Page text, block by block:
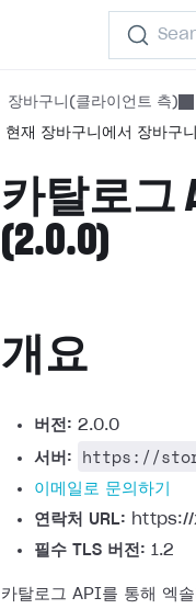
장바구니(클라이언트 측)
현재 장바구니에서 장바구
카탈로그
(2.0.0)
개요
버전: 2.0.0
서버:
https://
이메일로 문의하기
연락처 URL:
필수 TLS 버전: 1.2
카탈로그 API를 통해 엑